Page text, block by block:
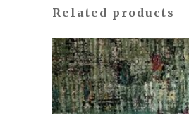
Related products